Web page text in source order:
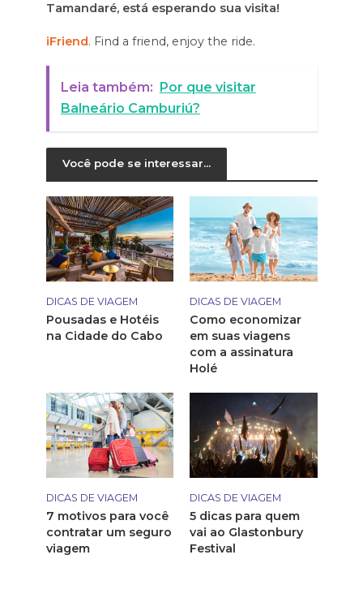
Tamandaré, está esperando sua visita!
iFriend. Find a friend, enjoy the ride.
Leia também:
Por que visitar
Balneário Camburiú?
Você pode se interessar...
DICAS DE VIAGEM
Pousadas e Hotéis
na Cidade do Cabo
DICAS DE VIAGEM
Como economizar
em suas viagens
com a assinatura
Holé
DICAS DE VIAGEM
7 motivos para você
contratar um seguro
viagem
DICAS DE VIAGEM
5 dicas para quem
vai ao Glastonbury
Festival